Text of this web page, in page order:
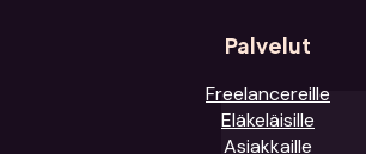
Palvelut
Freelancereille
Eläkeläisille
Asiakkaille